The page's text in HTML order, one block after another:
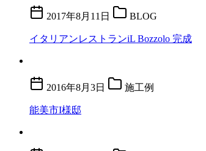
2017年8月11日 BLOG
イタリアンレストランiL Bozzolo 完成
2016年8月3日 施工例
能美市I様邸